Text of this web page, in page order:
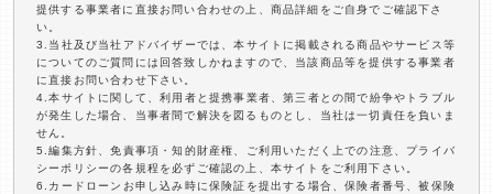
提供する事業者に直接お問い合わせの上、商品詳細をご自身でご確認下さ
い。
3.当社及び当社アドバイザーでは、本サイトに掲載される商品やサービス等
についてのご質問には回答致しかねますので、当該商品等を提供する事業者
に直接お問い合わせ下さい。
4.本サイトに関して、利用者と提携事業者、第三者との間で紛争やトラブル
が発生した場合、当事者間で解決を図るものとし、当社は一切責任を負いま
せん。
5.編集方針、免責事項・知的財産権、ご利用いただく上での注意、プライバ
シーポリシーの各規程を必ずご確認の上、本サイトをご利用下さい。
6.カードローンお申し込み時に保険証を提出する場合、保険者番号、被保険